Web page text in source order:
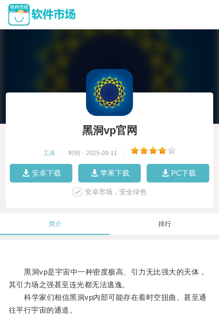
黑洞vp官网
工具 时间：2025-09-11
安卓下载 苹果下载 PC下载
安卓市场，安全绿色
简介 排行
黑洞vp是宇宙中一种密度极高、引力无比强大的天体，
其引力场之强甚至连光都无法逃逸。
科学家们相信黑洞vp内部可能存在着时空扭曲、甚至通
往平行宇宙的通道。